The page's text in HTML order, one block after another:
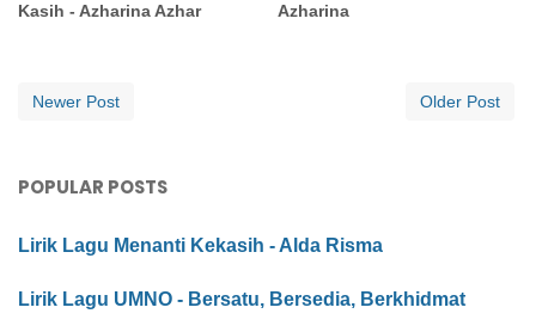
Kasih - Azharina Azhar
Azharina
Newer Post Older Post
POPULAR POSTS
Lirik Lagu Menanti Kekasih - Alda Risma
Lirik Lagu UMNO - Bersatu, Bersedia, Berkhidmat